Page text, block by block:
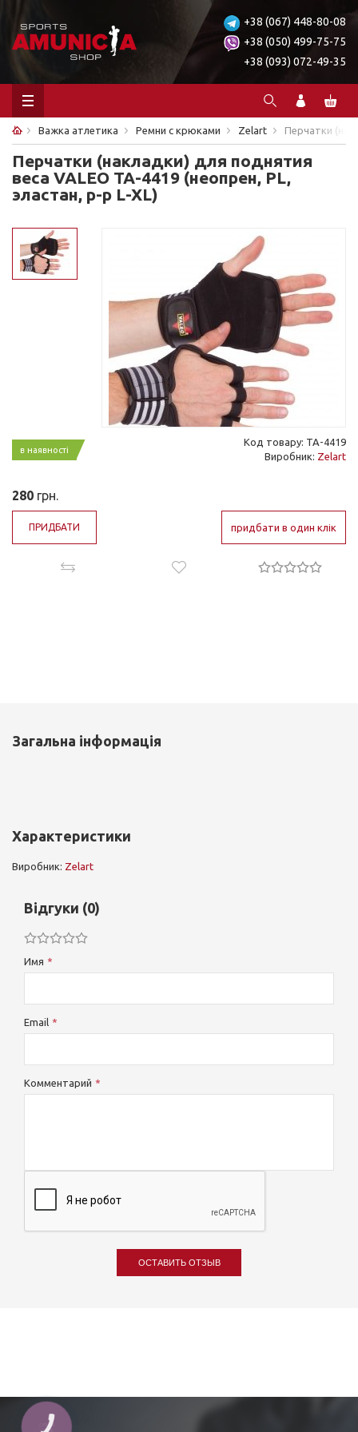
+38 (067) 448-80-08
+38 (050) 499-75-75
+38 (093) 072-49-35
Важка атлетика Ремни с крюками Zelart Перчатки
Перчатки (накладки) для поднятия
веса VALEO TA-4419 (неопрен, PL,
эластан, р-р L-XL)
в наявності
Код товару: TA-4419
Виробник: Zelart
280 грн.
ПРИДБАТИ придбати в один клік
Загальна інформація
Характеристики
Виробник: Zelart
Відгуки (0)
Имя
Email
Комментарий
ОСТАВИТЬ ОТЗЫВ
КНОПКА
ЗВ'ЯЗКУ